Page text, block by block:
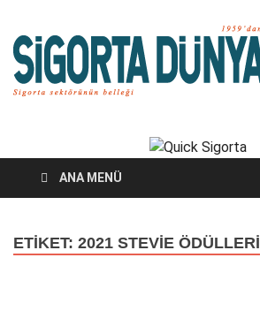
ANA MENÜ
ETIKET: 2021 STEVIE ÖDÜLLERI